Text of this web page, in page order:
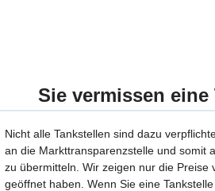
Sie vermissen eine
Nicht alle Tankstellen sind dazu
an die Markttransparenzstelle und somit
zu übermitteln. Wir zeigen nur die Preise
geöffnet haben. Wenn Sie eine